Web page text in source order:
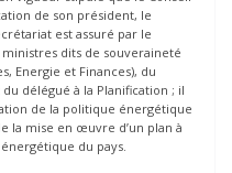
de son président, le
est assuré par le
dits de souveraineté
Energie et Finances), du
délégué à la Planification ; il
de la politique énergétique
la mise en œuvre d’un plan à
du pays.